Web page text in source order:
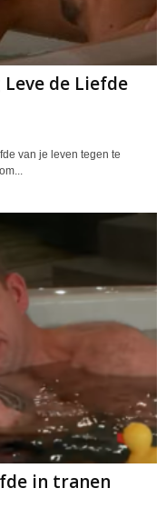
de Liefde
van je leven tegen te
in tranen